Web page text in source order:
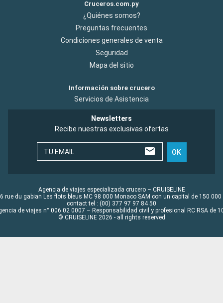
Cruceros.com.py
¿Quiénes somos?
Preguntas frecuentes
Condiciones generales de venta
Seguridad
Mapa del sitio
Información sobre crucero
Servicios de Asistencia
Newsletters
Recibe nuestras exclusivas ofertas
TU EMAIL OK
Agencia de viajes especializada crucero – CRUISELINE
rue du gabian Les flots bleus MC 98 000 Monaco SAM con un capital de 150 000
contact tel : (00) 377 97 97 84 50
de viajes n° 006 02 0007 – Responsabilidad civil y profesional RC RSA de
© CRUISELINE 2026 - all rights reserved